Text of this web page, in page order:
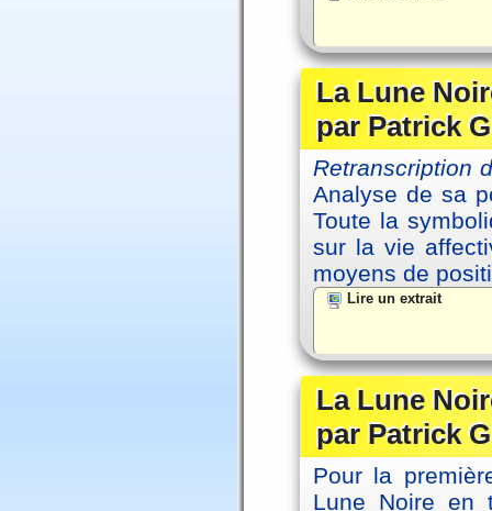
La Lune
par Patrick
Retranscription
Analyse de sa
Toute la
sur la vie
moyens de
Lire un extrait
La Lune
par Patrick
Pour la
Lune Noire en